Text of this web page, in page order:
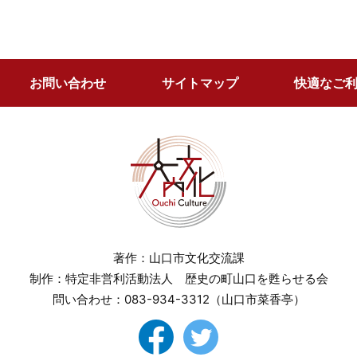
お問い合わせ サイトマップ 快適なご
著作：山口市文化交流課
制作：特定非営利活動法人 歴史の町山口を甦らせる会
問い合わせ： 083-934-3312 （山口市菜香亭）